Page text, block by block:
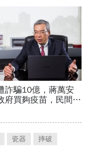
瓷器
摔破